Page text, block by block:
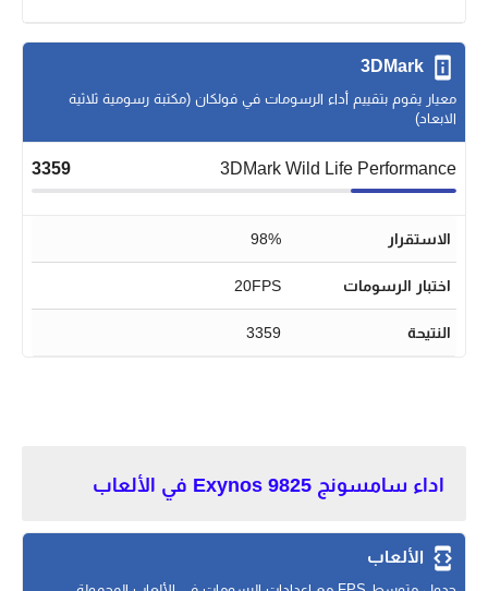
3DMark
معيار يقوم بتقييم أداء الرسومات في فولكان (مكتبة رسومية ثلاثية
الابعاد)
3DMark Wild Life Performance
3359
الاستقرار 98%
اختبار الرسومات 20FPS
النتيحة 3359
اداء سامسونج Exynos 9825 في الألعاب
الألعاب